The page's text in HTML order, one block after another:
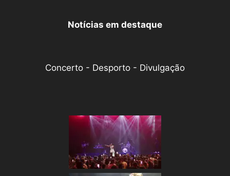
Notícias em destaque
Concerto - Desporto - Divulgação